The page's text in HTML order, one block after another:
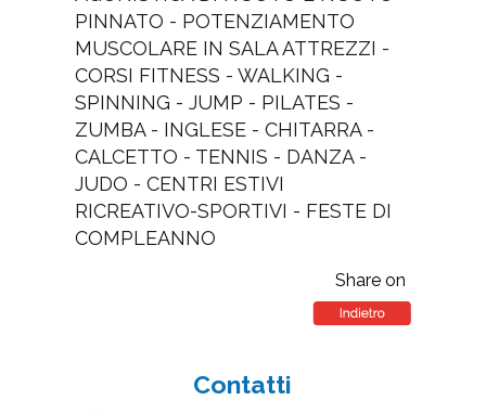
PINNATO - POTENZIAMENTO
MUSCOLARE IN SALA ATTREZZI -
CORSI FITNESS - WALKING -
SPINNING - JUMP - PILATES -
ZUMBA - INGLESE - CHITARRA -
CALCETTO - TENNIS - DANZA -
JUDO - CENTRI ESTIVI
RICREATIVO-SPORTIVI - FESTE DI
COMPLEANNO
Share on
Contatti